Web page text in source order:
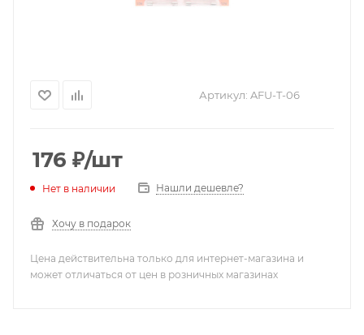
Артикул: AFU-T-06
176 ₽/шт
Нет в наличии Нашли дешевле?
Хочу в подарок
Цена действительна только для интернет-магазина и
может отличаться от цен в розничных магазинах